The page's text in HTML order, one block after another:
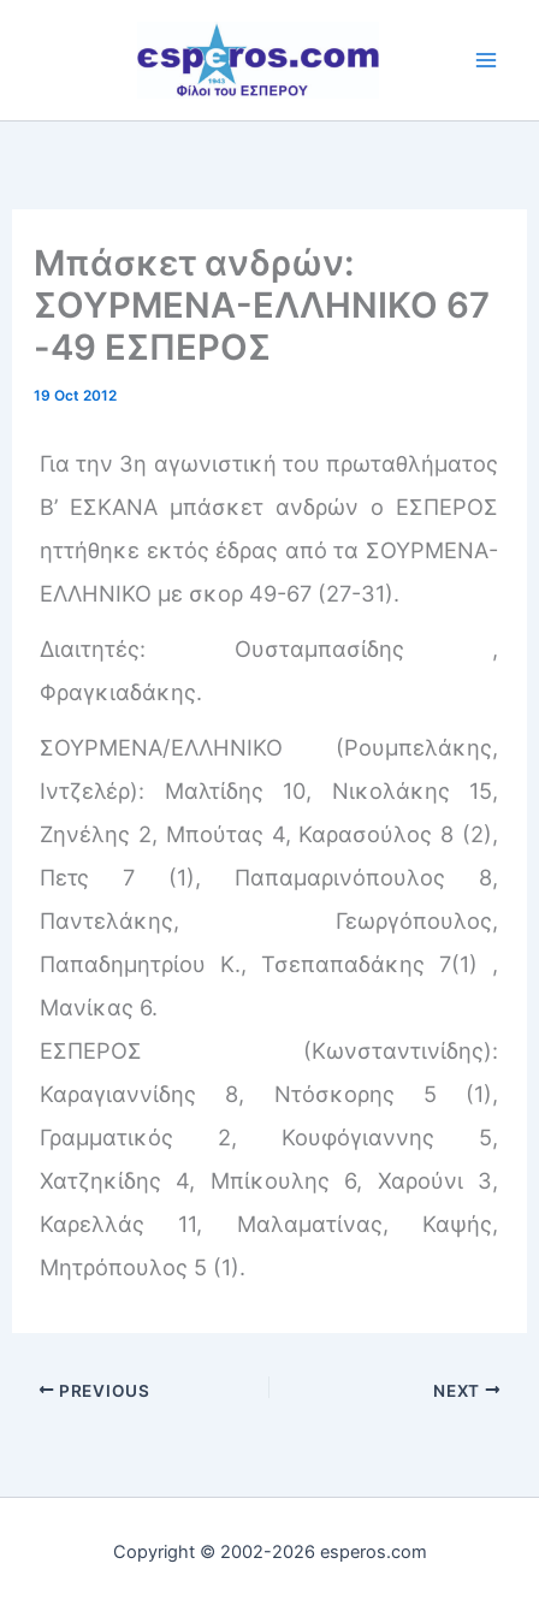
Μπάσκετ ανδρών:
ΣΟΥΡΜΕΝΑ-ΕΛΛΗΝΙΚΟ 67
-49 ΕΣΠΕΡΟΣ
19 Oct 2012
Για την 3η αγωνιστική του πρωταθλήματος
Β’ ΕΣΚΑΝΑ μπάσκετ ανδρών ο ΕΣΠΕΡΟΣ
ηττήθηκε εκτός έδρας από τα ΣΟΥΡΜΕΝΑ-
ΕΛΛΗΝΙΚΟ με σκορ 49-67 (27-31).
Διαιτητές: Ουσταμπασίδης ,
Φραγκιαδάκης.
ΣΟΥΡΜΕΝΑ/ΕΛΛΗΝΙΚΟ (Ρουμπελάκης,
Ιντζελέρ): Μαλτίδης 10, Νικολάκης 15,
Ζηνέλης 2, Μπούτας 4, Καρασούλος 8 (2),
Πετς 7 (1), Παπαμαρινόπουλος 8,
Παντελάκης, Γεωργόπουλος,
Παπαδημητρίου Κ., Τσεπαπαδάκης 7(1) ,
Μανίκας 6.
ΕΣΠΕΡΟΣ (Κωνσταντινίδης):
Καραγιαννίδης 8, Ντόσκορης 5 (1),
Γραμματικός 2, Κουφόγιαννης 5,
Χατζηκίδης 4, Μπίκουλης 6, Χαρούνι 3,
Καρελλάς 11, Μαλαματίνας, Καψής,
Μητρόπουλος 5 (1).
PREVIOUS NEXT
Copyright © 2002-2026 esperos.com